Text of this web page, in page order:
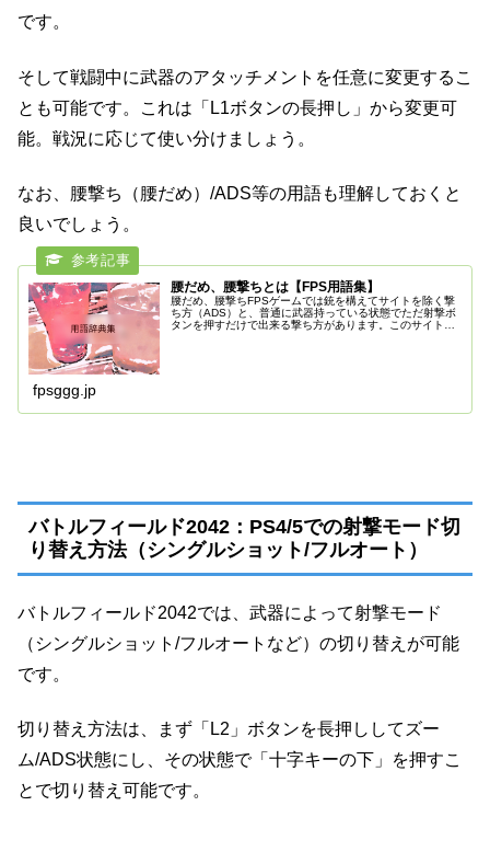
です。
そして戦闘中に武器のアタッチメントを任意に変更するこ
とも可能です。これは「L1ボタンの長押し」から変更可
能。戦況に応じて使い分けましょう。
なお、腰撃ち（腰だめ）/ADS等の用語も理解しておくと
良いでしょう。
腰だめ、腰撃ちとは【FPS用語集】
腰だめ、腰撃ちFPSゲームでは銃を構えてサイトを除く撃
ち方（ADS）と、普通に武器持っている状態でただ射撃ボ
タンを押すだけで出来る撃ち方があります。このサイトを
fpsggg.jp
バトルフィールド2042：PS4/5での射撃モード切
り替え方法（シングルショット/フルオート）
バトルフィールド2042では、武器によって射撃モード
（シングルショット/フルオートなど）の切り替えが可能
です。
切り替え方法は、まず「L2」ボタンを長押ししてズー
ム/ADS状態にし、その状態で「十字キーの下」を押すこ
とで切り替え可能です。